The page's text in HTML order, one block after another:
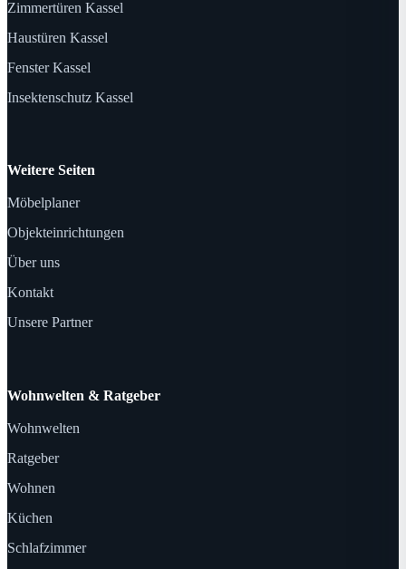
Zimmertüren Kassel
Haustüren Kassel
Fenster Kassel
Insektenschutz Kassel
Weitere Seiten
Möbelplaner
Objekteinrichtungen
Über uns
Kontakt
Unsere Partner
Wohnwelten & Ratgeber
Wohnwelten
Ratgeber
Wohnen
Küchen
Schlafzimmer